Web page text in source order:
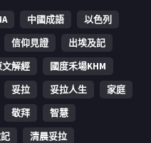
中國成語
以色列
信仰見證
出埃及記
文解經
國度禾場KHM
妥拉 妥拉人生
家庭
敬拜
智慧
清晨妥拉